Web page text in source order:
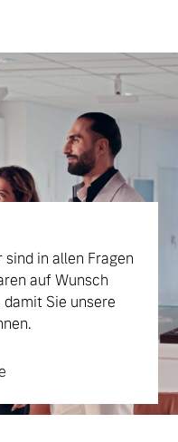
in allen Fragen
auf Wunsch
Sie unsere